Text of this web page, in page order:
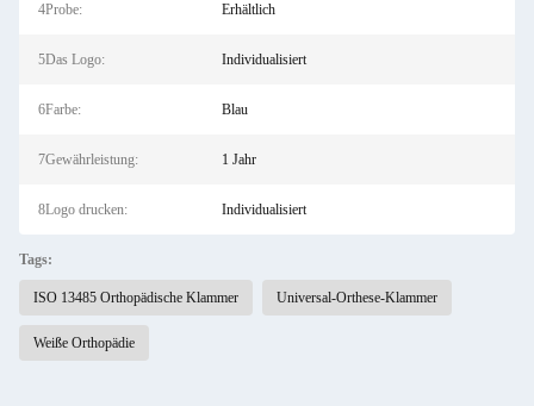
4Probe: Erhältlich
5Das Logo: Individualisiert
6Farbe: Blau
7Gewährleistung: 1 Jahr
8Logo drucken: Individualisiert
Tags:
ISO 13485 Orthopädische Klammer Universal-Orthese-Klammer
Weiße Orthopädie